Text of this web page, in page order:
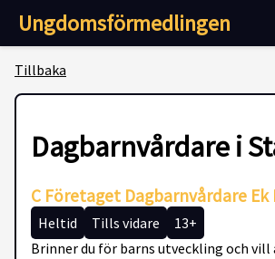
Ungdomsförmedlingen
Tillbaka
Dagbarnvårdare i
C Företaget Dagbarnvårdare Ek
Heltid Tills vidare
13+
Brinner du för barns utveckling och